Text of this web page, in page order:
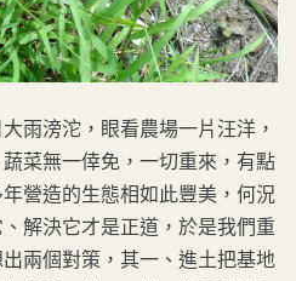
雨滂沱，眼看農場一片汪洋，
菜無一倖免，一切重來，有點
營造的生態相如此豐美，何況
解決它才是正道，於是我們重
兩個對策，其一、進土把基地